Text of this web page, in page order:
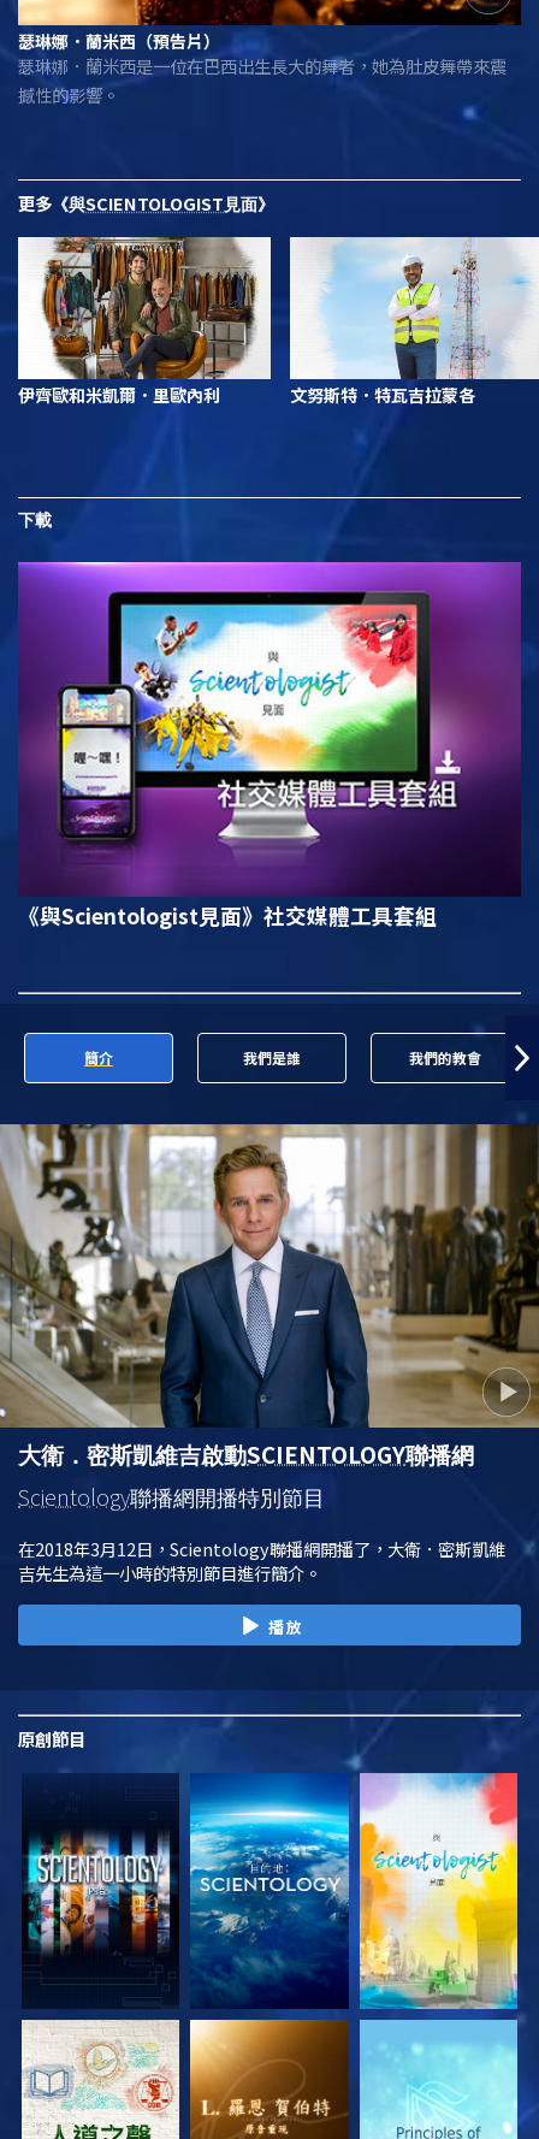
瑟琳娜．蘭米西（預告片）
瑟琳娜．蘭米西是一位在巴西出生長大的舞者，她為肚皮舞帶來震
撼性的影響。
更多 《與SCIENTOLOGIST見面》
伊齊歐和米凱爾．里歐內利 文努斯特．特瓦吉拉蒙各
下載
《與Scientologist見面》 社交媒體工具套組
簡介 我們是誰 我們的教會
大衛．密斯凱維吉啟動SCIENTOLOGY聯播網
Scientology聯播網開播特別節目
在2018年3月12日，Scientology聯播網開播了，大衛．密斯凱維
吉先生為這一小時的特別節目進行簡介。
播放
原創節目
探索系列節目 探索系列節目 探索系列節目